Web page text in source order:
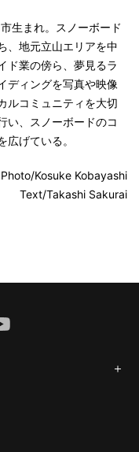
生まれ。スノーボード
、地元立山エリアを中
ド業の傍ら、夢見るラ
ディングを写真や映像
ルコミュニティを大切
い、スノーボードのコ
げている。
Photo/Kosuke Kobayashi
Text/Takashi Sakurai